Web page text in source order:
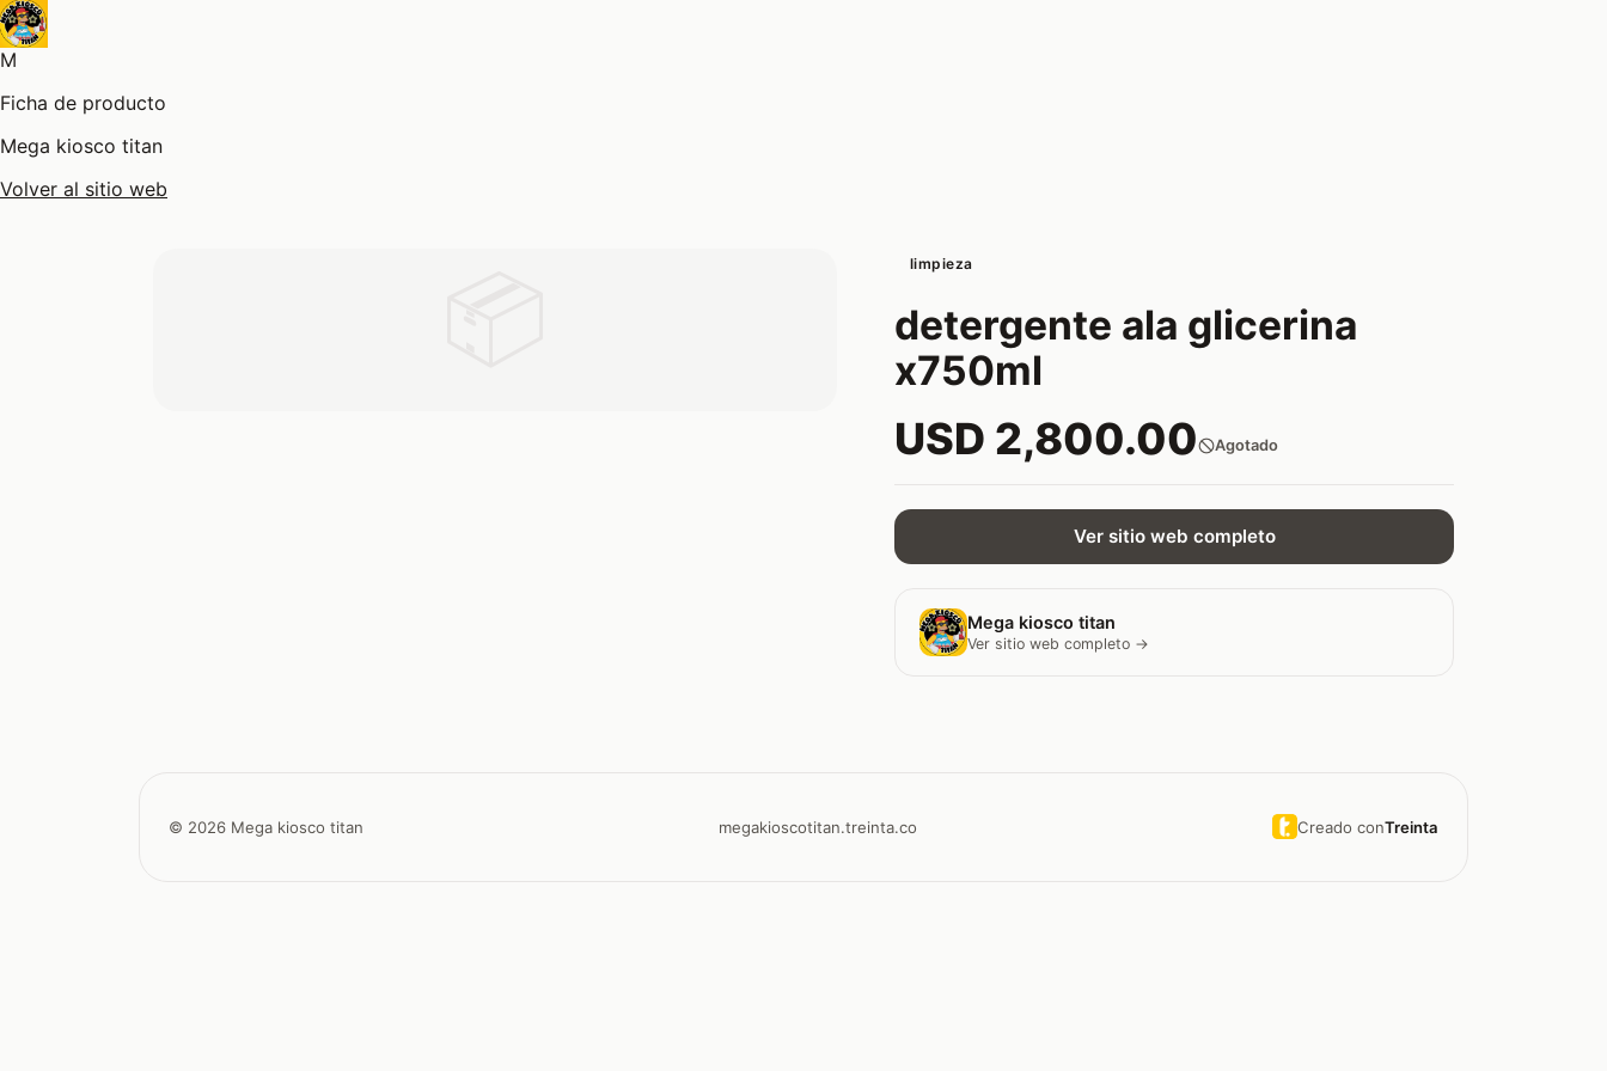
M
Ficha de producto
Mega kiosco titan
Volver al sitio web
limpieza
detergente ala glicerina
x750ml
USD 2,800.00 Agotado
Ver sitio web completo
Mega kiosco titan
Ver sitio web completo →
© 2026 Mega kiosco titan megakioscotitan.treinta.co Creado conTreinta